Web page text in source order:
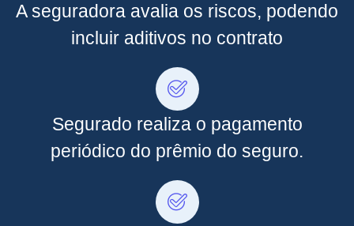
A seguradora avalia os riscos, podendo
incluir aditivos no contrato
Segurado realiza o pagamento
periódico do prêmio do seguro.